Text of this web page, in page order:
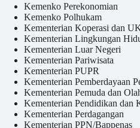
Kemenko Perekonomian
Kemenko Polhukam
Kementerian Koperasi dan
Kementerian Lingkungan
Kementerian Luar Negeri
Kementerian Pariwisata
Kementerian PUPR
Kementerian Pemberdayaan
Kementerian Pemuda dan
Kementerian Pendidikan dan
Kementerian Perdagangan
Kementerian PPN/Bappenas